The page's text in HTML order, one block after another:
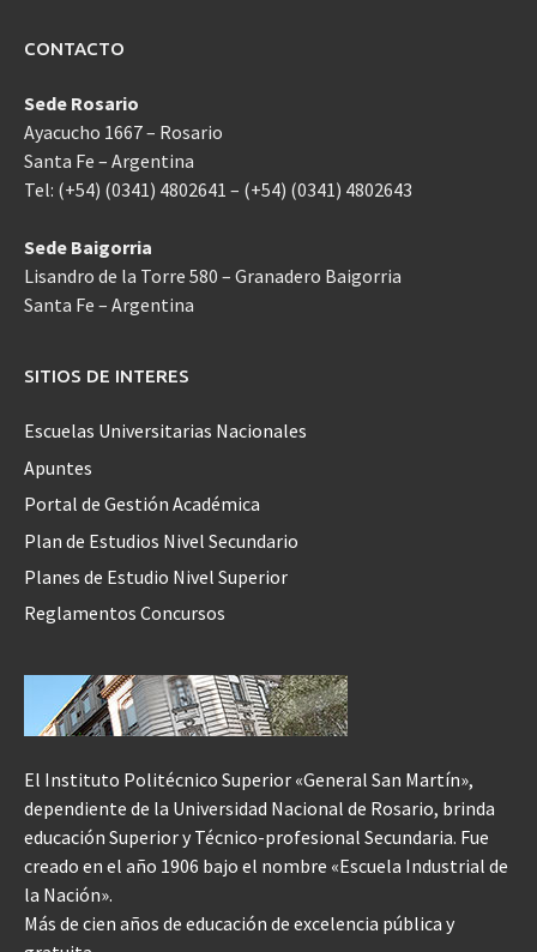
CONTACTO
Sede Rosario
Ayacucho 1667 – Rosario
Santa Fe – Argentina
Tel: (+54) (0341) 4802641 – (+54) (0341) 4802643
Sede Baigorria
Lisandro de la Torre 580 – Granadero Baigorria
Santa Fe – Argentina
SITIOS DE INTERES
Escuelas Universitarias Nacionales
Apuntes
Portal de Gestión Académica
Plan de Estudios Nivel Secundario
Planes de Estudio Nivel Superior
Reglamentos Concursos
El Instituto Politécnico Superior «General San Martín»,
dependiente de la Universidad Nacional de Rosario, brinda
educación Superior y Técnico-profesional Secundaria. Fue
creado en el año 1906 bajo el nombre «Escuela Industrial de
la Nación».
Más de cien años de educación de excelencia pública y